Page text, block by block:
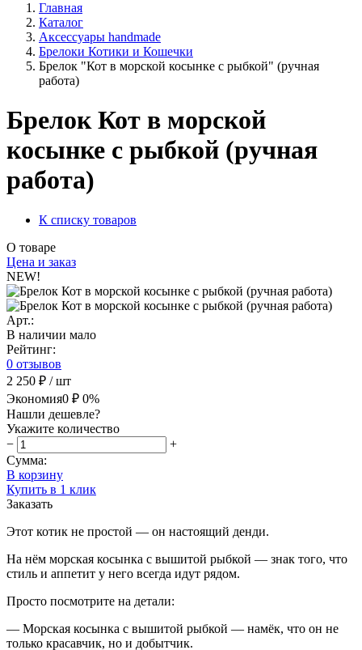
Главная
Каталог
Аксессуары handmade
Брелоки Котики и Кошечки
Брелок "Кот в морской косынке с рыбкой" (ручная
работа)
Брелок Кот в морской
косынке с рыбкой (ручная
работа)
К списку товаров
О товаре
Цена и заказ
NEW!
Арт.:
В наличии мало
Рейтинг:
0 отзывов
2 250 ₽ / шт
Экономия0 ₽ 0%
Нашли дешевле?
Укажите количество
−
+
Сумма:
В корзину
Купить в 1 клик
Заказать
Этот котик не простой — он настоящий денди.
На нём морская косынка с вышитой рыбкой — знак того, что
стиль и аппетит у него всегда идут рядом.
Просто посмотрите на детали:
— Морская косынка с вышитой рыбкой — намёк, что он не
только красавчик, но и добытчик.